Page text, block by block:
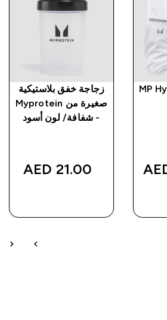
MP
زجاجة خفق بلاستيكية
صغيرة من Myprotein
- شفافة/ لون أسود
21.00 AED‎